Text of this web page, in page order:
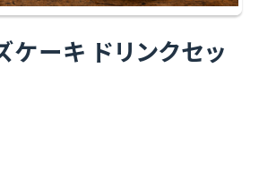
ケーキ ドリンクセッ